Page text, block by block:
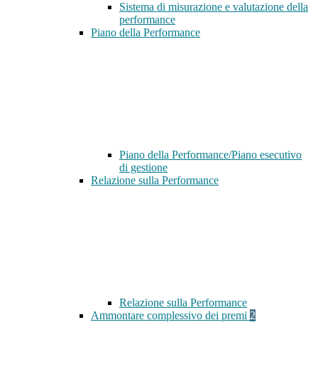
Sistema di misurazione e valutazione della
performance
Piano della Performance
Piano della Performance/Piano esecutivo
di gestione
Relazione sulla Performance
Relazione sulla Performance
Ammontare complessivo dei premi 2